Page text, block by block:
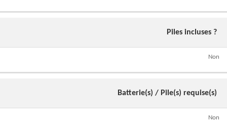
Piles incluses ?
Non
Batterie(s) / Pile(s) requise(s)
Non